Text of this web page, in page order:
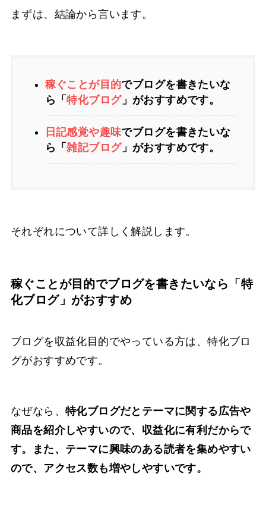
まずは、結論から言います。
稼ぐことが目的でブログを書きたいな
ら「特化ブログ」がおすすめです。
日記感覚や趣味でブログを書きたいな
ら「雑記ブログ」がおすすめです。
それぞれについて詳しく解説します。
稼ぐことが目的でブログを書きたいなら「特
化ブログ」がおすすめ
ブログを収益化目的でやっている方は、特化ブロ
グがおすすめです。
なぜなら、 特化ブログだとテーマに関する広告や
商品を紹介しやすいので、収益化に有利だからで
す。また、テーマに興味のある読者を集めやすい
ので、アクセス数も増やしやすいです。